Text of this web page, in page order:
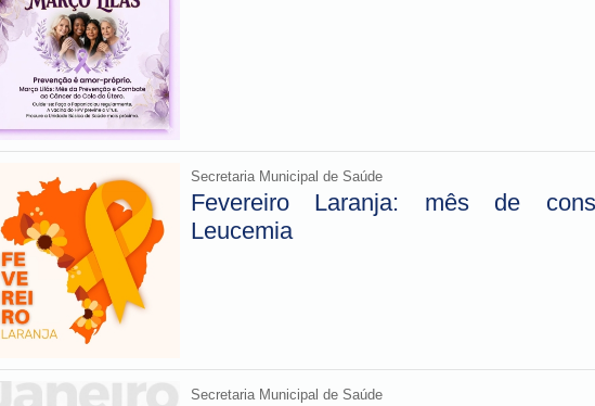
Secretaria Municipal de Saúde
Fevereiro Laranja: mês de
Leucemia
Secretaria Municipal de Saúde